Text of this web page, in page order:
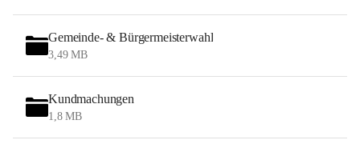
Gemeinde- & Bürgermeisterwahl
3,49 MB
Kundmachungen
1,8 MB